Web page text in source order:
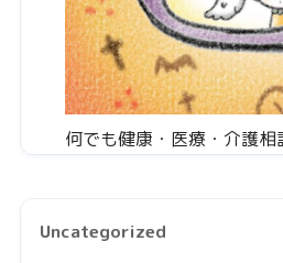
何でも健康・医療・介護相
Uncategorized